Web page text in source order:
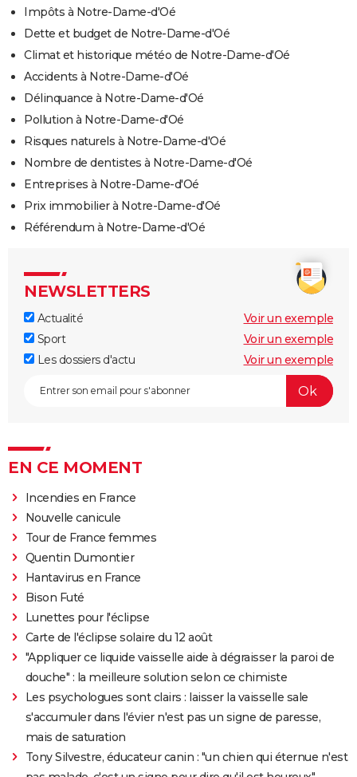
Impôts à Notre-Dame-d'Oé
Dette et budget de Notre-Dame-d'Oé
Climat et historique météo de Notre-Dame-d'Oé
Accidents à Notre-Dame-d'Oé
Délinquance à Notre-Dame-d'Oé
Pollution à Notre-Dame-d'Oé
Risques naturels à Notre-Dame-d'Oé
Nombre de dentistes à Notre-Dame-d'Oé
Entreprises à Notre-Dame-d'Oé
Prix immobilier à Notre-Dame-d'Oé
Référendum à Notre-Dame-d'Oé
NEWSLETTERS
Actualité
Voir un exemple
Sport
Voir un exemple
Les dossiers d'actu
Voir un exemple
EN CE MOMENT
Incendies en France
Nouvelle canicule
Tour de France femmes
Quentin Dumontier
Hantavirus en France
Bison Futé
Lunettes pour l'éclipse
Carte de l'éclipse solaire du 12 août
"Appliquer ce liquide vaisselle aide à dégraisser la paroi de
douche" : la meilleure solution selon ce chimiste
Les psychologues sont clairs : laisser la vaisselle sale
s'accumuler dans l'évier n'est pas un signe de paresse,
mais de saturation
Tony Silvestre, éducateur canin : "un chien qui éternue n'est